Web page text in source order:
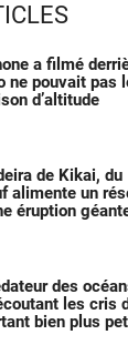
a filmé
ne pouvait pas
d’altitude
de Kikai, du
alimente un
éruption
des
les cris
bien plus